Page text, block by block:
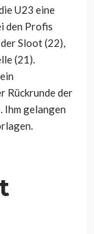
U23 eine
den Profis
Sloot (22),
(21).
Rückrunde der
Ihm gelangen